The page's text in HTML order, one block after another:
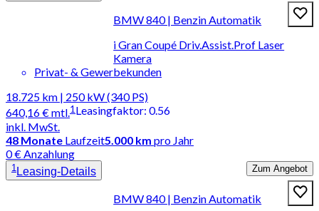
BMW 840 | Benzin Automatik
i Gran Coupé Driv.Assist.Prof Laser
Kamera
Privat- & Gewerbekunden
18.725 km | 250 kW (340 PS)
640,16 €mtl.1
inkl. MwSt.
Leasingfaktor: 0.56
48 Monate Laufzeit5.000 km pro Jahr
0 € Anzahlung
1 Leasing-Details Zum Angebot
BMW 840 | Benzin Automatik